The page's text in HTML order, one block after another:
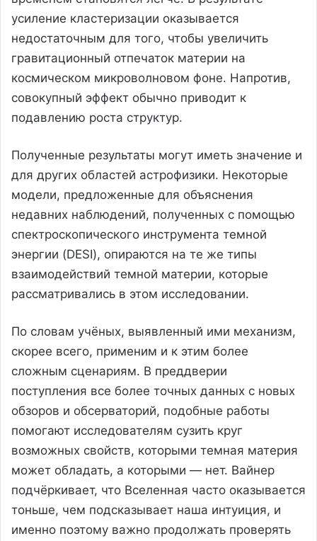
усиление кластеризации оказывается
недостаточным для того, чтобы увеличить
гравитационный отпечаток материи на
космическом микроволновом фоне. Напротив,
совокупный эффект обычно приводит к
подавлению роста структур.
Полученные результаты могут иметь значение и
для других областей астрофизики. Некоторые
модели, предложенные для объяснения
недавних наблюдений, полученных с помощью
спектроскопического инструмента темной
энергии (DESI), опираются на те же типы
взаимодействий темной материи, которые
рассматривались в этом исследовании.
По словам учёных, выявленный ими механизм,
скорее всего, применим и к этим более
сложным сценариям. В преддверии
поступления все более точных данных с новых
обзоров и обсерваторий, подобные работы
помогают исследователям сузить круг
возможных свойств, которыми темная материя
может обладать, а которыми — нет. Вайнер
подчёркивает, что Вселенная часто оказывается
тоньше, чем подсказывает наша интуиция, и
именно поэтому важно продолжать проверять